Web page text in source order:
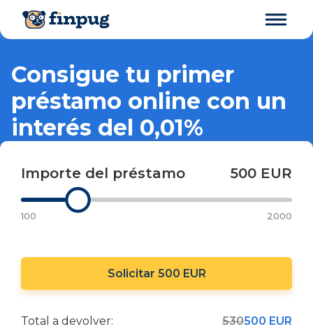
Consigue tu primer
préstamo online con un
interés del 0,01%
Importe del préstamo 500 EUR
100 2000
Solicitar 500 EUR
Total a devolver: 530500 EUR